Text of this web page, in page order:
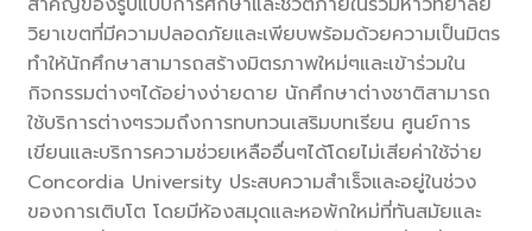
วิยาเขตที่มีความปลอดภัยและเพียบพร้อมด้วยความเป็นมิตร
ทำให้นักศึกษาสามารถสร้างมิตรภาพใหม่ๆและเข้าร่วมใน
กิจกรรมต่างๆได้อย่างง่ายดาย นักศึกษาต่างชาติสามารถ
ใช้บริการต่างๆรวมถึงการทบทวนเสริมบทเรียน ศูนย์การ
เขียนและบริการความช่วยเหลืออื่นๆได้โดยไม่เสียค่าใช้จ่าย
Concordia University ประสบความสำเร็จและอยู่ในช่วง
ของการเติบโต โดยมีห้องสมุดและหอพักใหม่ที่ทันสมัยและ